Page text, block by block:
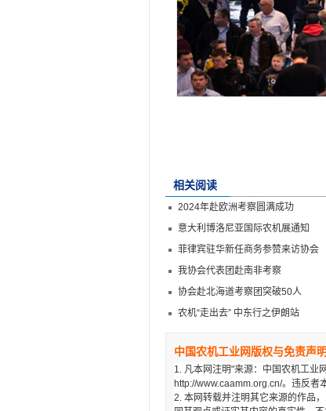
相关阅读
2024年赴欧洲考察圆满成功
意大利博洛尼亚国际农机展通知
菲律宾驻华新任商务参赞来访协会
我协会代表团赴南非考察
协会赴北海道考察团突破50人
农机“走出去” 中东行之伊朗站
中国农机工业网版权与免责声明
1. 凡本网注明"来源：中国农机工业
http://www.caamm.org.cn/。违反者
2. 本网转载并注明其它来源的作品